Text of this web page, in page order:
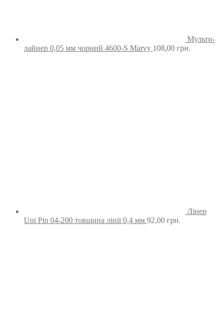
Мульти-
лайнер 0,05 мм чорний 4600-S Marvy 108,00 грн.
Лінер
Uni Pin 04-200 товщина лінії 0,4 мм 92,00 грн.